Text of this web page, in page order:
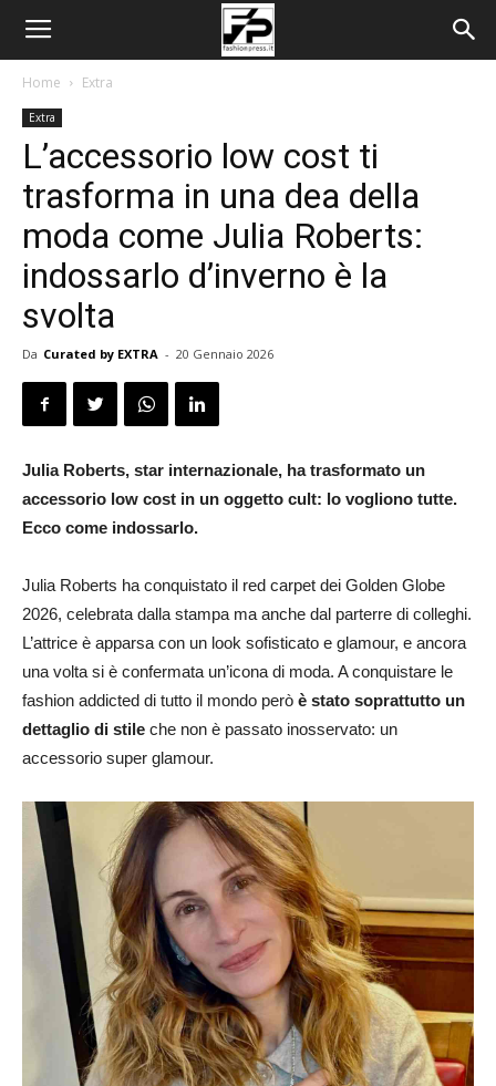
Home Extra
Extra
L’accessorio low cost ti
trasforma in una dea della
moda come Julia Roberts:
indossarlo d’inverno è la
svolta
Da Curated by EXTRA - 20 Gennaio 2026
Julia Roberts, star internazionale, ha trasformato un
accessorio low cost in un oggetto cult: lo vogliono tutte.
Ecco come indossarlo.
Julia Roberts ha conquistato il red carpet dei Golden Globe
2026, celebrata dalla stampa ma anche dal parterre di colleghi.
L’attrice è apparsa con un look sofisticato e glamour, e ancora
una volta si è confermata un’icona di moda. A conquistare le
fashion addicted di tutto il mondo però è stato soprattutto un
dettaglio di stile che non è passato inosservato: un
accessorio super glamour.